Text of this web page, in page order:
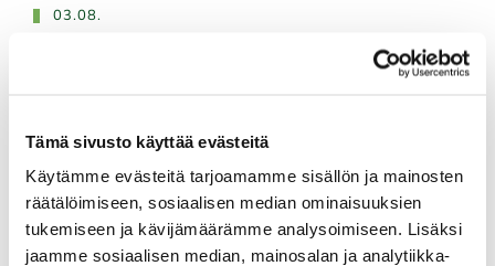
Tämä sivusto käyttää evästeitä
Käytämme evästeitä tarjoamamme sisällön ja mainosten
räätälöimiseen, sosiaalisen median ominaisuuksien
tukemiseen ja kävijämäärämme analysoimiseen. Lisäksi
jaamme sosiaalisen median, mainosalan ja analytiikka-
03.08.
Tulevat tapahtumat
06.08.
Skini-ilta 5